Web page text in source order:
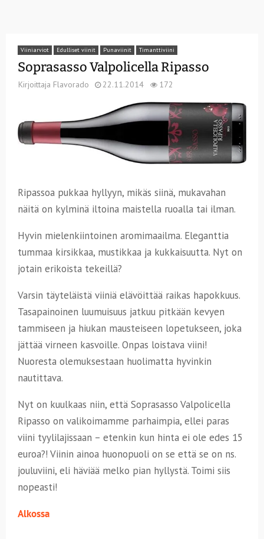
Viiniarviot Edulliset viinit Punaviinit Timanttiviini
Soprasasso Valpolicella Ripasso
Kirjoittaja Flavorado 22.11.2014 172
Ripassoa pukkaa hyllyyn, mikäs siinä, mukavahan
näitä on kylminä iltoina maistella ruoalla tai ilman.
Hyvin mielenkiintoinen aromimaailma. Eleganttia
tummaa kirsikkaa, mustikkaa ja kukkaisuutta. Nyt on
jotain erikoista tekeillä?
Varsin täyteläistä viiniä elävöittää raikas hapokkuus.
Tasapainoinen luumuisuus jatkuu pitkään kevyen
tammiseen ja hiukan mausteiseen lopetukseen, joka
jättää virneen kasvoille. Onpas loistava viini!
Nuoresta olemuksestaan huolimatta hyvinkin
nautittava.
Nyt on kuulkaas niin, että Soprasasso Valpolicella
Ripasso on valikoimamme parhaimpia, ellei paras
viini tyylilajissaan – etenkin kun hinta ei ole edes 15
euroa?! Viinin ainoa huonopuoli on se että se on ns.
jouluviini, eli häviää melko pian hyllystä. Toimi siis
nopeasti!
Alkossa